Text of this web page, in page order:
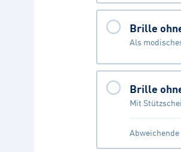
Brille
Als
Brille
Mit